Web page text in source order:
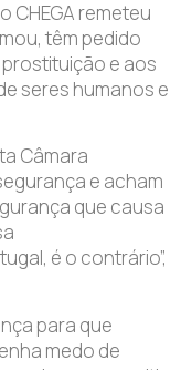
CHEGA remeteu
têm pedido
e aos
seres humanos e
Câmara
e acham
que causa
é o contrário”,
para que
medo de